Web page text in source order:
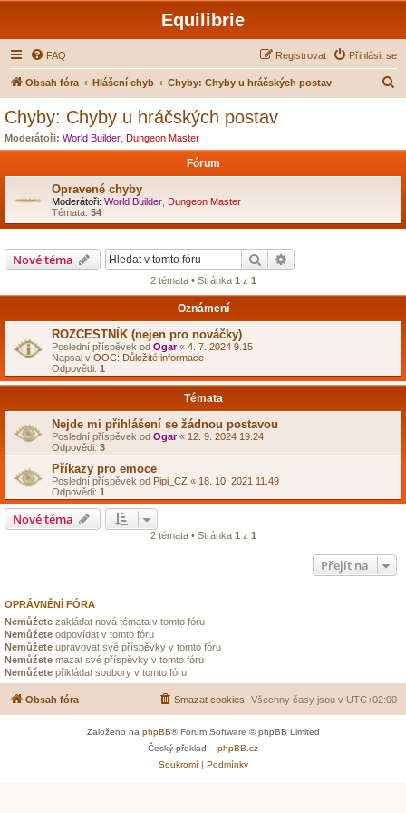
Equilibrie
FAQ Přihlásit se
Registrovat
Obsah fóra Hlášení chyb Chyby: Chyby u hráčských postav
Chyby: Chyby u hráčských postav
Moderátoři: World Builder Dungeon Master
Fórum
Opravené chyby
Moderátoři: World Builder Dungeon Master
Témata: 54
Nové téma Hledat
2 témata • Stránka 1 z 1
Oznámení
ROZCESTNÍK (nejen pro nováčky)
Poslední příspěvek od Ogar« 4. 7. 2024 9.15
Napsal v OOC: Důležité informace
Odpovědi: 1
Témata
Nejde mi přihlášení se žádnou postavou
Poslední příspěvek od Ogar« 12. 9. 2024 19.24
Odpovědi: 3
Příkazy pro emoce
Poslední příspěvek od Pipi_CZ « 18. 10. 2021 11.49
Odpovědi: 1
Nové téma
2 témata • Stránka 1 z 1
Přejít na
OPRÁVNĚNÍ FÓRA
Nemůžete zakládat nová témata v tomto fóru
Nemůžete odpovídat v tomto fóru
Nemůžete upravovat své příspěvky v tomto fóru
Nemůžete mazat své příspěvky v tomto fóru
Nemůžete přikládat soubory v tomto fóru
Obsah fóra Všechny časy jsou v UTC+02:00
Smazat cookies
Založeno na phpBB® Forum Software © phpBB Limited
Český překlad – phpBB.cz
Soukromí| Podmínky